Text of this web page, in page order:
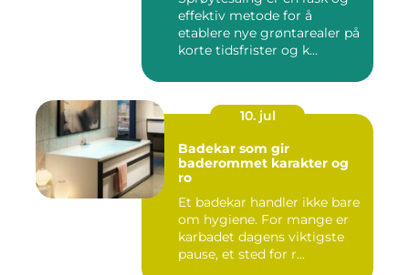
effektiv metode for å
etablere nye grøntarealer på
korte tidsfrister og k...
10. jul
Badekar som gir
baderommet karakter og
ro
Et badekar handler ikke bare
om hygiene. For mange er
karbadet dagens viktigste
pause, et sted for r...